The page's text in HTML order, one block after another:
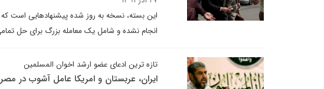
این بسته، نسخه به روز شده پیشنهادهایی است که
انجام نشده و شامل یک معامله بزرگ برای حل
تازه ترین ادعای عضو ارشد اخوان المسلمین
ایران، عربستان و امریکا عامل آشوب در